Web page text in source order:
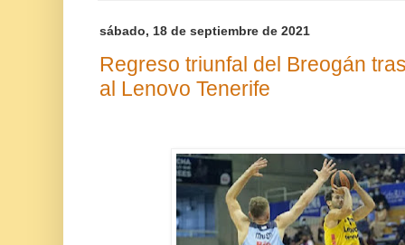
sábado, 18 de septiembre de 2021
Regreso triunfal del Breogán
al Lenovo Tenerife